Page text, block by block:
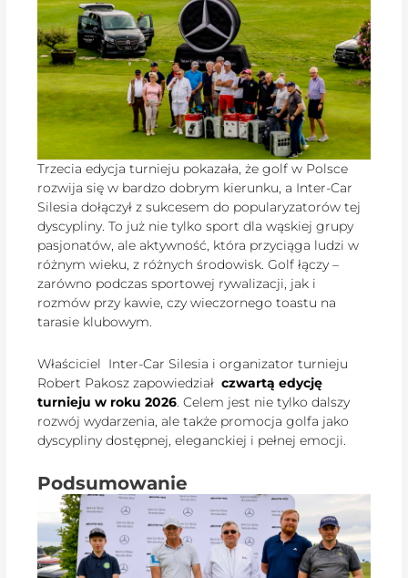
Trzecia edycja turnieju pokazała, że golf w Polsce
rozwija się w bardzo dobrym kierunku, a Inter-Car
Silesia dołączył z sukcesem do popularyzatorów tej
dyscypliny. To już nie tylko sport dla wąskiej grupy
pasjonatów, ale aktywność, która przyciąga ludzi w
różnym wieku, z różnych środowisk. Golf łączy –
zarówno podczas sportowej rywalizacji, jak i
rozmów przy kawie, czy wieczornego toastu na
tarasie klubowym.
Właściciel Inter-Car Silesia i organizator turnieju
Robert Pakosz zapowiedziałczwartą edycję
turnieju w roku 2026. Celem jest nie tylko dalszy
rozwój wydarzenia, ale także promocja golfa jako
dyscypliny dostępnej, eleganckiej i pełnej emocji.
Podsumowanie